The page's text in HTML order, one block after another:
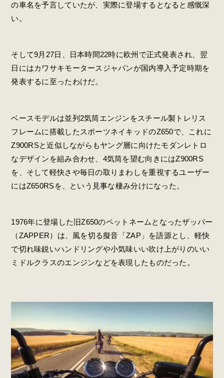
の車名を予言していたが、実際に登場するとなると感慨深
い。
そして9月27日、日本時間22時に欧州で正式発表され、翌
日にはカワサキモータースジャパンが国内導入予定時期を
発表するに至ったわけだ。
ベースモデルは並列2気筒エンジンをスチール製トレリス
フレームに搭載したスポーツネイキッドのZ650で、これに
Z900RSと近似しながらもヤング層に向けたモダンレトロ
なデザインを組み合わせ、4気筒を望む向きにはZ900RS
を、そして軽快さや毎日の取りまわしを重視するユーザー
にはZ650RSを、という見事な棲み分けになった。
1976年に登場した旧Z650のペットネームとなったザッパー
（ZAPPER）は、風を切る擬音「ZAP」を語源とし、軽快
で切れ味鋭いハンドリングや小気味いい吹け上がりのいい
ミドルクラスのエンジンなどを表現したものだった。